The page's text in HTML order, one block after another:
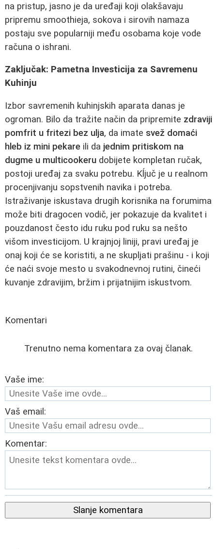
na pristup, jasno je da uređaji koji olakšavaju
pripremu smoothieja, sokova i sirovih namaza
postaju sve popularniji među osobama koje vode
računa o ishrani.
Zaključak: Pametna Investicija za Savremenu
Kuhinju
Izbor savremenih kuhinjskih aparata danas je
ogroman. Bilo da tražite način da pripremite zdraviji
pomfrit u fritezi bez ulja, da imate svež domaći
hleb iz mini pekare ili da jednim pritiskom na
dugme u multicookeru dobijete kompletan ručak,
postoji uređaj za svaku potrebu. Kĺjuč je u realnom
procenjivanju sopstvenih navika i potreba.
Istraživanje iskustava drugih korisnika na forumima
može biti dragocen vodič, jer pokazuje da kvalitet i
pouzdanost često idu ruku pod ruku sa nešto
višom investicijom. U krajnjoj liniji, pravi uređaj je
onaj koji će se koristiti, a ne skupljati prašinu - i koji
će naći svoje mesto u svakodnevnoj rutini, čineći
kuvanje zdravijim, bržim i prijatnijim iskustvom.
Komentari
Trenutno nema komentara za ovaj članak.
Vaše ime:
Vaš email:
Komentar:
Slanje komentara